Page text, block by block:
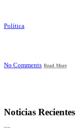
Política
No Comments Read More
Noticias Recientes